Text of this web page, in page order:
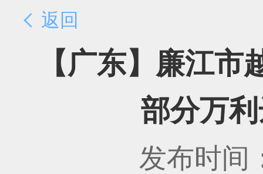
返回
【广东】廉江
部分万
发布时